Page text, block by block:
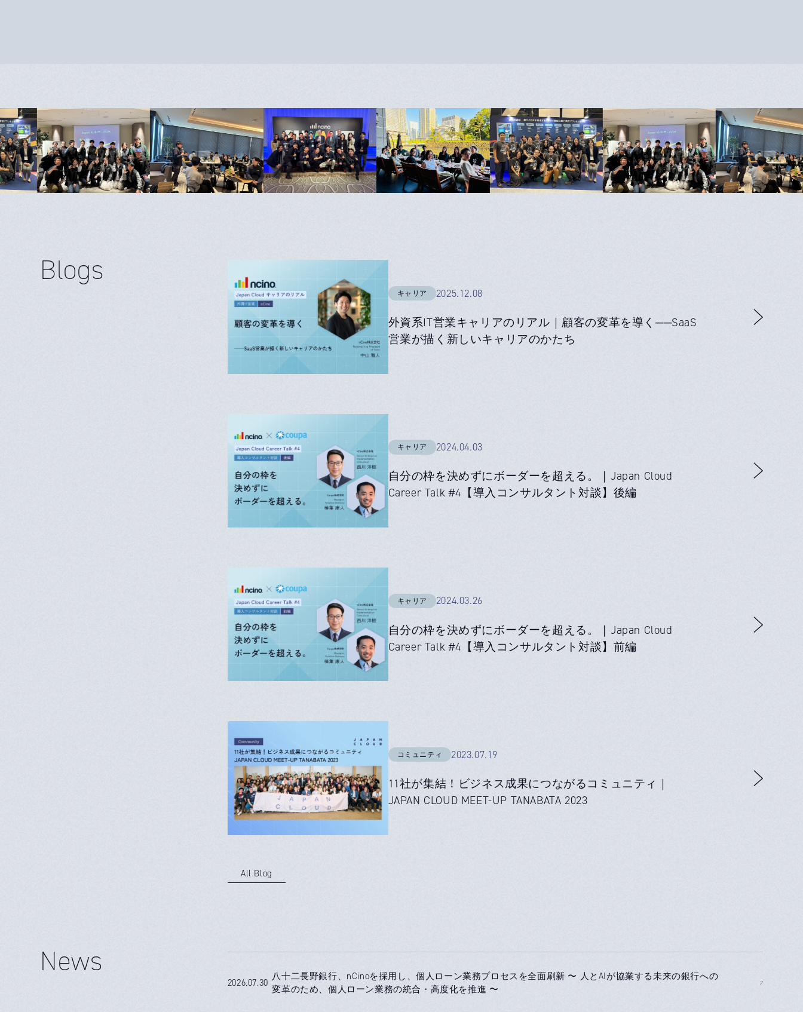
Blogs
キャリア 2025.12.08
外資系IT営業キャリアのリアル｜顧客の変革を導く──SaaS
営業が描く新しいキャリアのかたち
キャリア 2024.04.03
自分の枠を決めずにボーダーを超える。｜Japan Cloud
Career Talk #4【導入コンサルタント対談】後編
キャリア 2024.03.26
自分の枠を決めずにボーダーを超える。｜Japan Cloud
Career Talk #4【導入コンサルタント対談】前編
コミュニティ 2023.07.19
11社が集結！ビジネス成果につながるコミュニティ｜
JAPAN CLOUD MEET-UP TANABATA 2023
All Blog
News
2026.07.30
八十二長野銀行、nCinoを採用し、個人ローン業務プロセスを全面刷新 〜 人とAIが協業する未来の銀行への
変革のため、個人ローン業務の統合・高度化を推進 〜